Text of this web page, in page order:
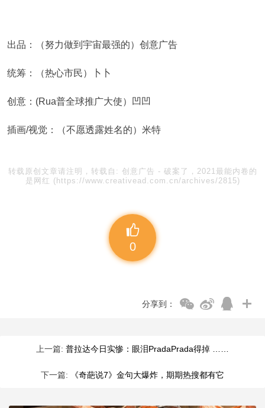
出品：（努力做到宇宙最强的）创意广告
统筹：（热心市民）卜卜
创意：(Rua普全球推广大使）凹凹
插画/视觉：（不愿透露姓名的）米特
转载原创文章请注明，转载自: 创意广告 - 破案了，2021最能内卷的
是网红 (https://www.creativead.com.cn/archives/2815)
0
分享到：
上一篇: 普拉达今日实惨：眼泪PradaPrada得掉 ​……
下一篇: 《奇葩说7》金句大爆炸，期期热搜都有它